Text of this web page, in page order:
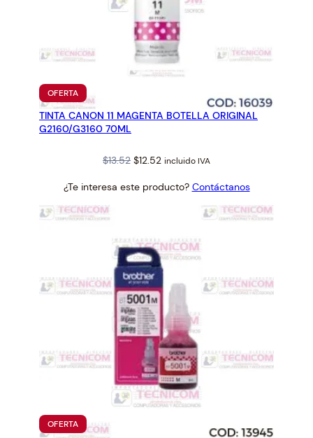
OFERTAPRODUCTO
EN
OFERTA
TINTA CANON 11 MAGENTA BOTELLA ORIGINAL
G2160/G3160 70ML
$13.52 Original
was:
$12.52 Current
is:
incluido IVA
¿Te interesa este producto? Contáctanos
OFERTAPRODUCTO
EN